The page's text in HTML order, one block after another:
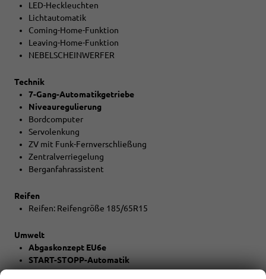
LED-Heckleuchten
Lichtautomatik
Coming-Home-Funktion
Leaving-Home-Funktion
NEBELSCHEINWERFER
Technik
7-Gang-Automatikgetriebe
Niveauregulierung
Bordcomputer
Servolenkung
ZV mit Funk-Fernverschließung
Zentralverriegelung
Berganfahrassistent
Reifen
Reifen: Reifengröße 185/65R15
Umwelt
Abgaskonzept EU6e
START-STOPP-Automatik